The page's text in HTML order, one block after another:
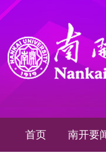
首页 南开要